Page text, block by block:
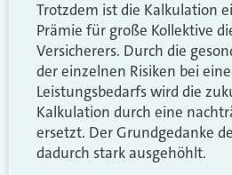
Trotzdem ist die Kalkulation
Prämie für große Kollektive
Versicherers. Durch die
der einzelnen Risiken bei
Leistungsbedarfs wird die
Kalkulation durch eine
ersetzt. Der Grundgedanke
dadurch stark ausgehöhlt.